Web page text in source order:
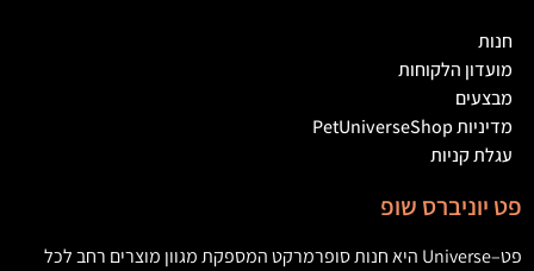
חנות
מועדון הלקוחות
מבצעים
מדיניות PetUniverseShop
עגלת קניות
פט יוניברס שופ
פט–
Universe היא חנות סופרמרקט המספקת מגוון מוצרים רחב לכל